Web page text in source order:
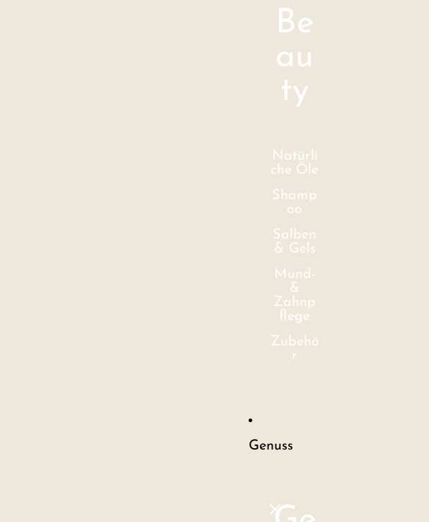
Be
au
ty
Natürli
che Öle
Shamp
oo
Salben
& Gels
Mund-
&
Zahnp
flege
Zubehö
r
Genuss